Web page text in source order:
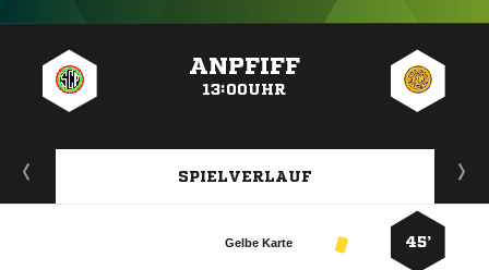
ANPFIFF
13:00UHR
SPIELVERLAUF
45’
Gelbe Karte